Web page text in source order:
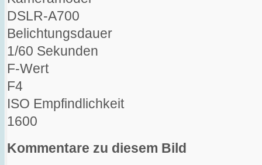
DSLR-A700
Belichtungsdauer
1/60 Sekunden
F-Wert
F4
ISO Empfindlichkeit
1600
Kommentare zu diesem Bild